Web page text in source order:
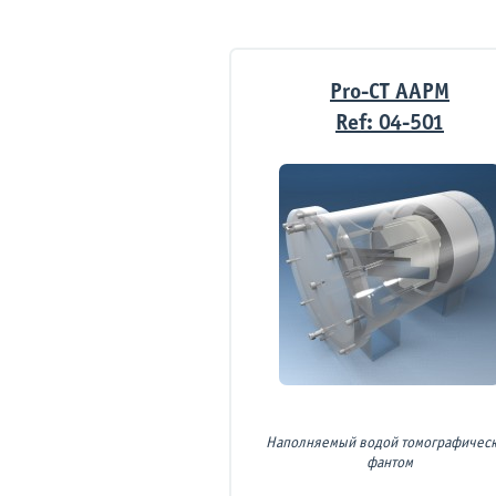
Pro-СТ AAPM
Ref: 04-501
Наполняемый водой
фантом